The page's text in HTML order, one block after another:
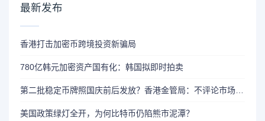
最新发布
香港打击加密币跨境投资新骗局
780亿韩元加密资产国有化：韩国拟即时拍卖
美国政策绿灯全开，为何比特币仍陷熊市泥潭？